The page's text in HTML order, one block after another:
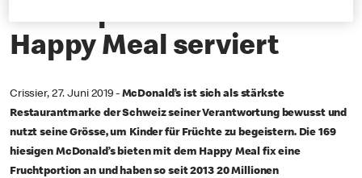
Fruchtportionen im
Happy Meal serviert
Crissier, 27. Juni 2019 - McDonald’s ist sich als stärkste
Restaurantmarke der Schweiz seiner Verantwortung bewusst und
nutzt seine Grösse, um Kinder für Früchte zu begeistern. Die 169
hiesigen McDonald’s bieten mit dem Happy Meal fix eine
Fruchtportion an und haben so seit 2013 20 Millionen